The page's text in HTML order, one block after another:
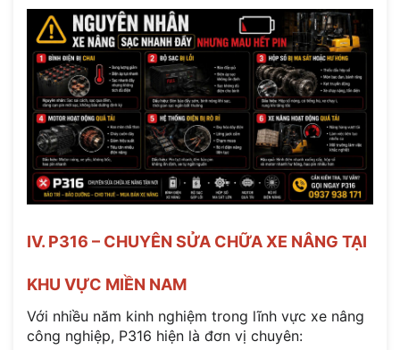
IV. P316 – CHUYÊN SỬA CHỮA XE NÂNG TẠI
KHU VỰC MIỀN NAM
Với nhiều năm kinh nghiệm trong lĩnh vực xe nâng
công nghiệp, P316 hiện là đơn vị chuyên: